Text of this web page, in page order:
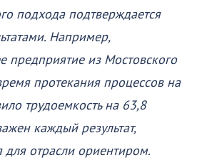
подхода подтверждается
Например,
предприятие из Мостовского
протекания процессов на
трудоемкость на 63,8
каждый результат,
для отрасли ориентиром.